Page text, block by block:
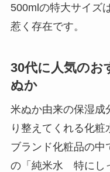
500mlの特大サイズ
惹く存在です。
30代に人気のお
ぬか
米ぬか由来の保湿成
り整えてくれる化
ブランド化粧品の中
の「純米水 特にし